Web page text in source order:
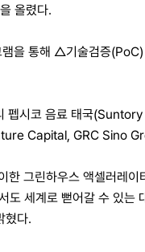
올렸다.
을 통해 △기술검증
펩시코 음료 태국
Capital, GRC Sino
그린하우스 액셀러레
세계로 뻗어갈 수 있
혔다.